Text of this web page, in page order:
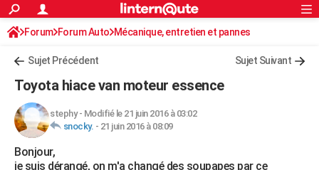
ACTUALITÉS
Politique
Société
Faits Divers
Education
Monde
Villes
+
FINANCE
Retraite
Impôts
Epargne
Immobilier
Risques naturels par ville
Banque
Assurance
Crédit
AUTO
Essais
Réserver un essai
Citadines
Berlines
SUV
Forum auto
+HIGH-TECH
Rechercher
S'inscrire
Connexion
Forum Forum Auto Mécanique, entretien et pannes
Sujet Précédent Sujet Suivant
Toyota hiace van moteur essence
stephy- Modifié le 21 juin 2016 à 03:02
snocky. - 21 juin 2016 à 08:09
Bonjour,
je suis dérangé, on m'a changé des soupapes par ce